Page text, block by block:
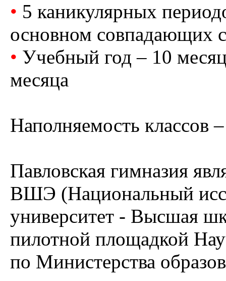
• 5 каникулярных
основном совпадающих
• Учебный год – 10
месяца
Наполняемость классов
Павловская гимназия
ВШЭ (Национальный
университет - Высшая
пилотной площадкой
по Министерства